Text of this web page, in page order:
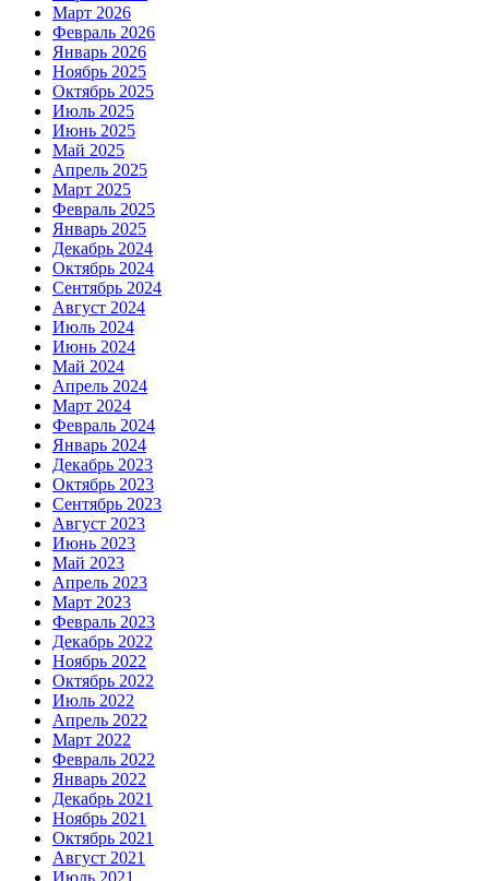
Март 2026
Февраль 2026
Январь 2026
Ноябрь 2025
Октябрь 2025
Июль 2025
Июнь 2025
Май 2025
Апрель 2025
Март 2025
Февраль 2025
Январь 2025
Декабрь 2024
Октябрь 2024
Сентябрь 2024
Август 2024
Июль 2024
Июнь 2024
Май 2024
Апрель 2024
Март 2024
Февраль 2024
Январь 2024
Декабрь 2023
Октябрь 2023
Сентябрь 2023
Август 2023
Июнь 2023
Май 2023
Апрель 2023
Март 2023
Февраль 2023
Декабрь 2022
Ноябрь 2022
Октябрь 2022
Июль 2022
Апрель 2022
Март 2022
Февраль 2022
Январь 2022
Декабрь 2021
Ноябрь 2021
Октябрь 2021
Август 2021